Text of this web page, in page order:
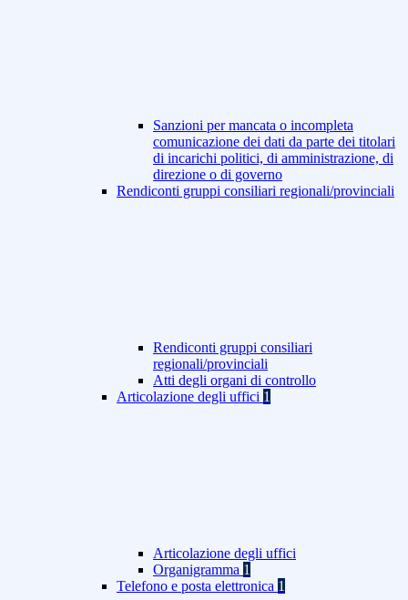
Sanzioni per mancata o incompleta
comunicazione dei dati da parte dei titolari
di incarichi politici, di amministrazione, di
direzione o di governo
Rendiconti gruppi consiliari regionali/provinciali
Rendiconti gruppi consiliari
regionali/provinciali
Atti degli organi di controllo
Articolazione degli uffici 1
Articolazione degli uffici
Organigramma 1
Telefono e posta elettronica 1